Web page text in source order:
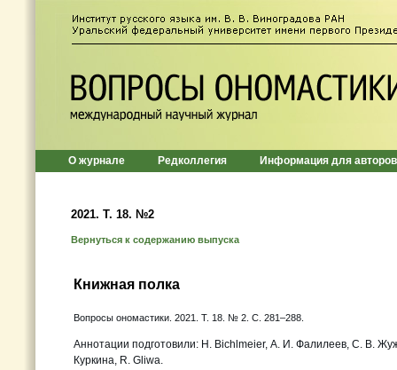
О журнале Редколлегия Информация для авторов
2021. Т. 18. №2
Вернуться к содержанию выпуска
Книжная полка
Вопросы ономастики. 2021. Т. 18. № 2. С. 281–288.
Аннотации подготовили: H. Bichlmeier, А. И. Фалилеев, С. В.
Куркина, R. Gliwa.